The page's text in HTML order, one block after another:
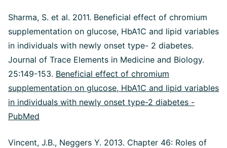
Sharma, S. et al. 2011. Beneficial effect of chromium
supplementation on glucose, HbA1C and lipid variables
in individuals with newly onset type- 2 diabetes.
Journal of Trace Elements in Medicine and Biology.
25:149-153. Beneficial effect of chromium
supplementation on glucose, HbA1C and lipid variables
in individuals with newly onset type-2 diabetes -
PubMed
Vincent, J.B., Neggers Y. 2013. Chapter 46: Roles of